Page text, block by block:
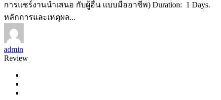
การแชร์งานนำเสนอ กับผู้อื่น แบบมืออาชีพ) Duration: 1 Days.
หลักการและเหตุผล...
admin
Review